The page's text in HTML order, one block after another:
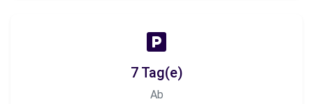
7 Tag(e)
Ab